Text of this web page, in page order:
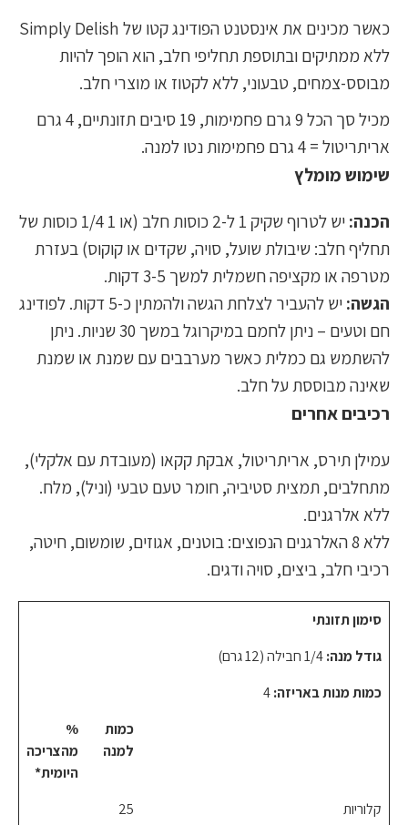
כאשר מכינים את אינסטנט הפודינג קטו של Simply Delish
ללא ממתיקים ובתוספת תחליפי חלב, הוא הופך להיות
מבוסס-צמחים, טבעוני, ללא לקטוז או מוצרי חלב.
מכיל סך הכל 9 גרם פחמימות, 19 סיבים תזונתיים, 4 גרם
אריתריטול = 4 גרם פחמימות נטו למנה.
שימוש מומלץ
הכנה:
יש לטרוף שקיק 1 ל-2 כוסות חלב (או 1 1/4 כוסות של
תחליף חלב: שיבולת שועל, סויה, שקדים או קוקוס) בעזרת
מטרפה או מקציפה חשמלית למשך 3-5 דקות.
הגשה:
יש להעביר לצלחת הגשה ולהמתין כ-5 דקות. לפודינג
חם וטעים – ניתן לחמם במיקרוגל במשך 30 שניות. ניתן
להשתמש גם כמלית כאשר מערבבים עם שמנת או שמנת
שאינה מבוססת על חלב.
רכיבים אחרים
עמילן תירס, אריתריטול, אבקת קקאו (מעובדת עם אלקלי),
מתחלבים, תמצית סטיביה, חומר טעם טבעי (וניל), מלח.
ללא אלרגנים.
ללא 8 האלרגנים הנפוצים: בוטנים, אגוזים, שומשום, חיטה,
רכיבי חלב, ביצים, סויה ודגים.
סימון תזונתי
גודל מנה:
כמות מנות באריזה:
כמות
למנה
%
מהצריכה
היומית*
קלוריות
25